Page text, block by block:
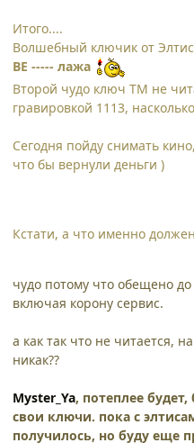
Итого....
Волшебный ключик от
BE ----- лажа
Второй чудо ключ ТМ не
гравировкой 1113,
Сегодня пойду снимать
что бы вернули деньги )
Кстати, а что именно
чудо потому что обещено
включая корону сервис.
а как так что не читается,
никак??
Myster_Ya, потеплее
свои ключи. пока с
получилось, но буду еще